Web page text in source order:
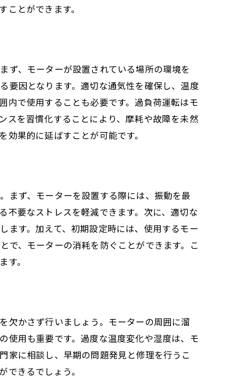
チ
とができます。
ず、モーターが設置されている場所の環境を
要因となります。適切な通気性を確保し、温度
内で使用することも必要です。過負荷運転はモ
スを習慣化することにより、摩耗や故障を未然
果的に延ばすことが可能です。
まず、モーターを設置する際には、振動を最
不要なストレスを軽減できます。次に、適切な
ます。加えて、初期設定時には、使用するモー
で、モーターの消耗を防ぐことができます。こ
。
欠かさず行いましょう。モーターの周囲に溜
使用も重要です。過度な温度変化や湿度は、モ
家に相談し、早期の問題発見と修理を行うこ
きるでしょう。